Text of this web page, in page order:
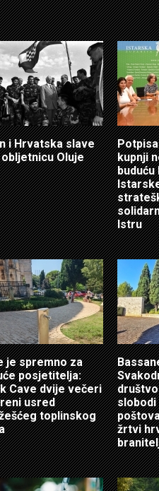
i Hrvatska slave
obljetnicu Oluje
kupnji
buduću
Istru
je spremno za
posjetitelja:
Cave dvije večeri
usred
toplinskog
slobodi
žrtvi